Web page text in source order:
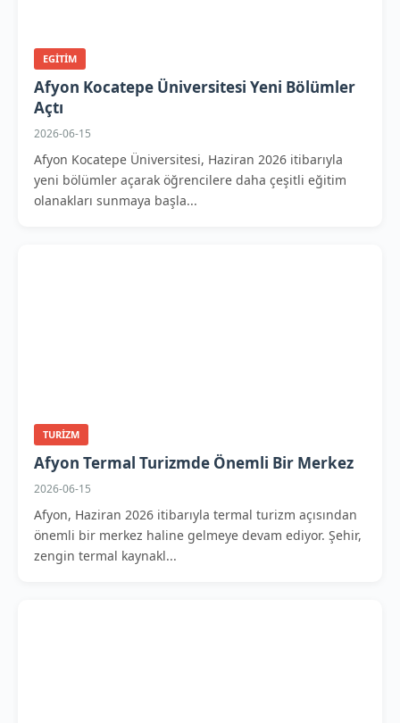
EGITIM
Afyon Kocatepe Üniversitesi Yeni Bölümler
Açtı
2026-06-15
Afyon Kocatepe Üniversitesi, Haziran 2026 itibarıyla
yeni bölümler açarak öğrencilere daha çeşitli eğitim
olanakları sunmaya başla...
TURIZM
Afyon Termal Turizmde Önemli Bir Merkez
2026-06-15
Afyon, Haziran 2026 itibarıyla termal turizm açısından
önemli bir merkez haline gelmeye devam ediyor. Şehir,
zengin termal kaynakl...